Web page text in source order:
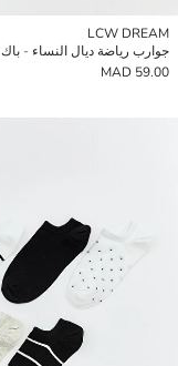
LCW DREAM
جوارب رياضة ديال النساء - باك 5
59.00 MAD